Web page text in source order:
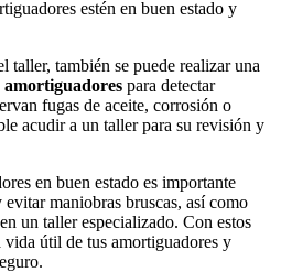
estén en buen estado y
taller, también se puede realizar una
amortiguadores para detectar
fugas de aceite, corrosión o
acudir a un taller para su revisión y
en buen estado es importante
maniobras bruscas, así como
un taller especializado. Con estos
útil de tus amortiguadores y